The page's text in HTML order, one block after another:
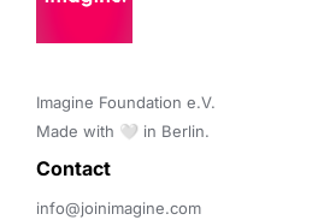
Imagine Foundation e.V.
Made with 🤍 in Berlin.
Contact
info@joinimagine.com